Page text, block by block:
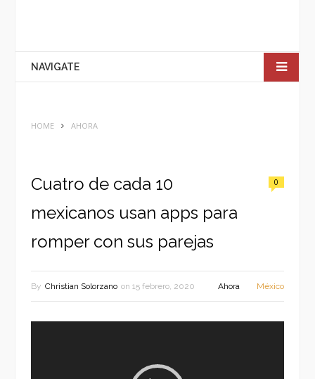
NAVIGATE
HOME AHORA
Cuatro de cada 10
mexicanos usan apps para
romper con sus parejas
0
By Christian Solorzano on 15 febrero, 2020 Ahora México